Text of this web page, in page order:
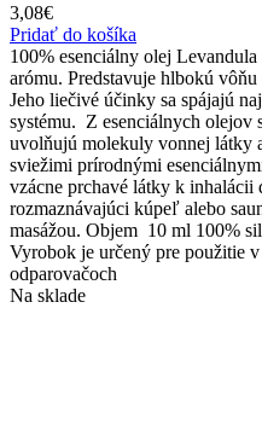
3,08€
Pridať do košíka
100% esenciálny olej
arómu. Predstavuje hlbokú
Jeho liečivé účinky sa spájajú
systému. Z esenciálnych olejov
uvolňujú molekuly vonnej látky
sviežimi prírodnými
vzácne prchavé látky k inhalácii
rozmaznávajúci kúpeľ alebo
masážou. Objem 10 ml 100%
Vyrobok je určený pre použitie
odparovačoch
Na sklade